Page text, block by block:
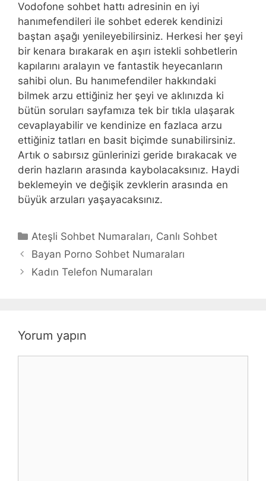
Vodofone sohbet hattı adresinin en iyi
hanımefendileri ile sohbet ederek kendinizi
baştan aşağı yenileyebilirsiniz. Herkesi her şeyi
bir kenara bırakarak en aşırı istekli sohbetlerin
kapılarını aralayın ve fantastik heyecanların
sahibi olun. Bu hanımefendiler hakkındaki
bilmek arzu ettiğiniz her şeyi ve aklınızda ki
bütün soruları sayfamıza tek bir tıkla ulaşarak
cevaplayabilir ve kendinize en fazlaca arzu
ettiğiniz tatları en basit biçimde sunabilirsiniz.
Artık o sabırsız günlerinizi geride bırakacak ve
derin hazların arasında kaybolacaksınız. Haydi
beklemeyin ve değişik zevklerin arasında en
büyük arzuları yaşayacaksınız.
Kategoriler
Ateşli Sohbet Numaraları, Canlı Sohbet
Bayan Porno Sohbet Numaraları
Kadın Telefon Numaraları
Yorum yapın